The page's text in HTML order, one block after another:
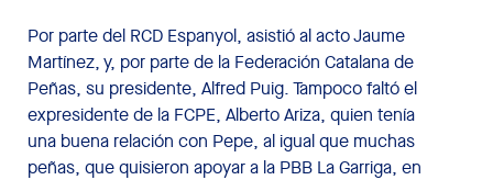
Por parte del RCD Espanyol, asistió al acto Jaume
Martínez, y, por parte de la Federación Catalana de
Peñas, su presidente, Alfred Puig. Tampoco faltó el
expresidente de la FCPE, Alberto Ariza, quien tenía
una buena relación con Pepe, al igual que muchas
peñas, que quisieron apoyar a la PBB La Garriga, en